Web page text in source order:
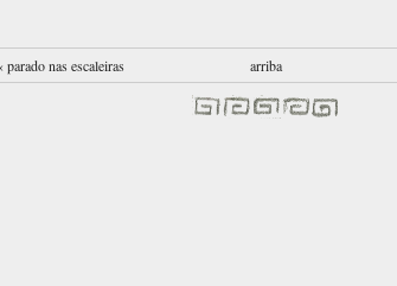
‹ parado nas escaleiras arriba